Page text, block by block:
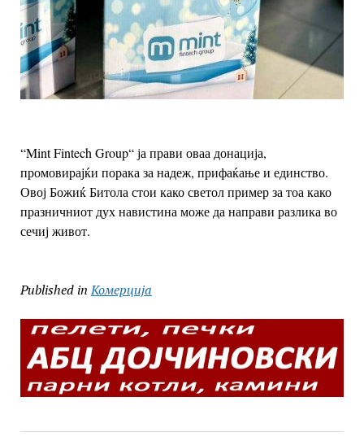
“Mint Fintech Group“ ја прави оваа донација,
промовирајќи порака за надеж, прифаќање и единство.
Овој Божиќ Битола стои како светол пример за тоа како
празничниот дух навистина може да направи разлика во
сечиј живот.
Published in Комерција